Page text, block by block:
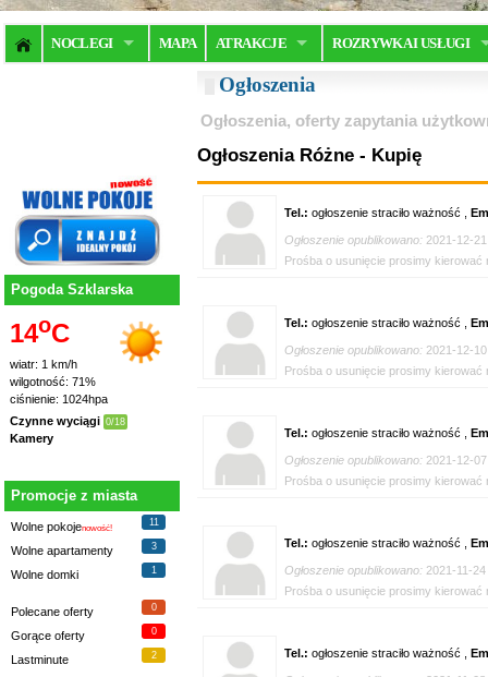
NOCLEGI MAPA ATRAKCJE ROZRYWKA I USŁUGI
Pogoda Szklarska
14oC
wiatr: 1 km/h
wilgotność: 71%
ciśnienie: 1024hpa
Czynne wyciągi 0/18
Kamery
Promocje z miasta
Wolne pokojenowość!
11
Wolne apartamenty 3
Wolne domki 1
Polecane oferty 0
Gorące oferty 0
Lastminute 2
Ogłoszenia
Ogłoszenia, oferty zapytania
Ogłoszenia Różne - Kupię
Tel.: ogłoszenie straciło ważność ,
Ogłoszenie opublikowano: 2021-12-
Prośba o usunięcie prosimy kierować
Tel.: ogłoszenie straciło ważność ,
Ogłoszenie opublikowano: 2021-12-
Prośba o usunięcie prosimy kierować
Tel.: ogłoszenie straciło ważność ,
Ogłoszenie opublikowano: 2021-12-
Prośba o usunięcie prosimy kierować
Tel.: ogłoszenie straciło ważność ,
Ogłoszenie opublikowano: 2021-11-
Prośba o usunięcie prosimy kierować
Tel.: ogłoszenie straciło ważność ,